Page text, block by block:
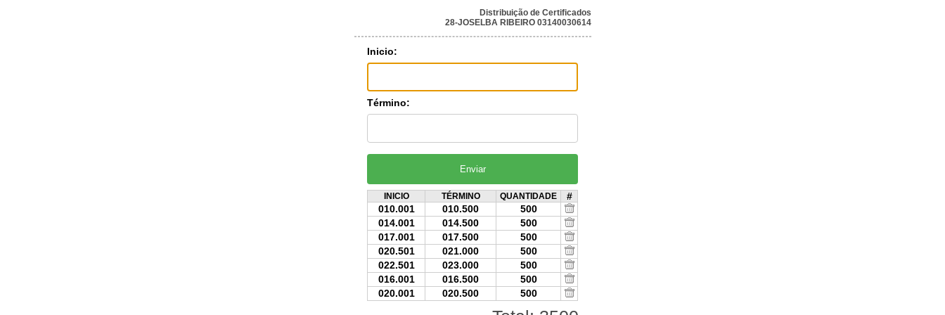
Distribuição de Certificados
28-JOSELBA RIBEIRO 03140030614
Inicio:
Término:
INICIO TÉRMINO QUANTIDADE
#
010.001
010.500
500
014.001
014.500
500
017.001
017.500
500
020.501
021.000
500
022.501
023.000
500
016.001
016.500
500
020.001
020.500 500